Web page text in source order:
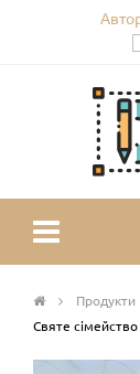
Продукти
Святе сімейство